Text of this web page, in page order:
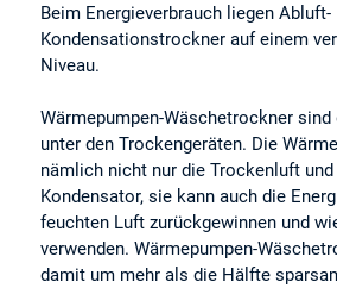
Beim Energieverbrauch liegen Abluft-
Kondensationstrockner auf einem
Niveau.
Wärmepumpen-Wäschetrockner sind
unter den Trockengeräten. Die
nämlich nicht nur die Trockenluft
Kondensator, sie kann auch die
feuchten Luft zurückgewinnen und
verwenden. Wärmepumpen-
damit um mehr als die Hälfte